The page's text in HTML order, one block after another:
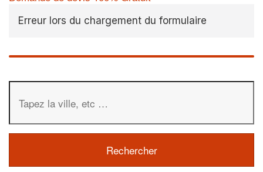
Erreur lors du chargement du formulaire